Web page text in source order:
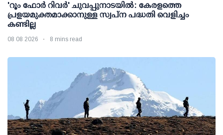
'റൂം ഫോര്‍ റിവര്‍' ചുവപ്പുനാടയില്‍: കേരളത്തെ
പ്രളയമുക്തമാക്കാനുള്ള സ്വപ്ന പദ്ധതി വെളിച്ചം
കണ്ടില്ല
08 08 2026 8 mins read